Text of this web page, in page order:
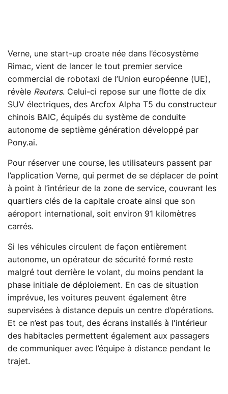
Verne, une start-up croate née dans l’écosystème
Rimac, vient de lancer le tout premier service
commercial de robotaxi de l’Union européenne (UE),
révèle Reuters. Celui-ci repose sur une flotte de dix
SUV électriques, des Arcfox Alpha T5 du constructeur
chinois BAIC, équipés du système de conduite
autonome de septième génération développé par
Pony.ai.
Pour réserver une course, les utilisateurs passent par
l’application Verne, qui permet de se déplacer de point
à point à l’intérieur de la zone de service, couvrant les
quartiers clés de la capitale croate ainsi que son
aéroport international, soit environ 91 kilomètres
carrés.
Si les véhicules circulent de façon entièrement
autonome, un opérateur de sécurité formé reste
malgré tout derrière le volant, du moins pendant la
phase initiale de déploiement. En cas de situation
imprévue, les voitures peuvent également être
supervisées à distance depuis un centre d’opérations.
Et ce n’est pas tout, des écrans installés à l'intérieur
des habitacles permettent également aux passagers
de communiquer avec l’équipe à distance pendant le
trajet.